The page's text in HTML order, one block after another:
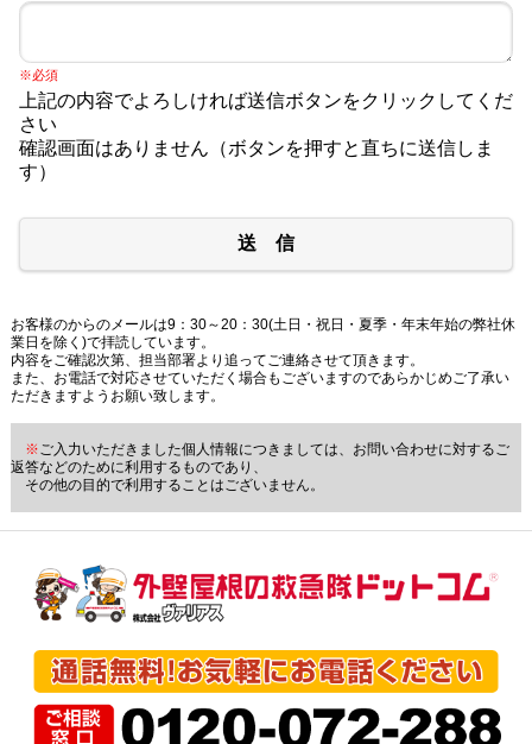
※必須
上記の内容でよろしければ送信ボタンをクリックしてくだ
さい
確認画面はありません（ボタンを押すと直ちに送信しま
す）
送 信
お客様のからのメールは9：30～20：30(土日・祝日・夏季・年末年始の弊社休
業日を除く)で拝読しています。
内容をご確認次第、担当部署より追ってご連絡させて頂きます。
また、お電話で対応させていただく場合もございますのであらかじめご了承い
ただきますようお願い致します。
※ ご入力いただきました個人情報につきましては、お問い合わせに対するご
返答などのために利用するものであり、
その他の目的で利用することはございません。